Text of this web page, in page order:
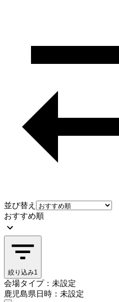
並び替え
おすすめ順
絞り込み1
会場タイプ：未設定
鹿児島県日時：未設定